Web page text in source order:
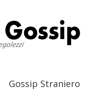
Gossip Straniero